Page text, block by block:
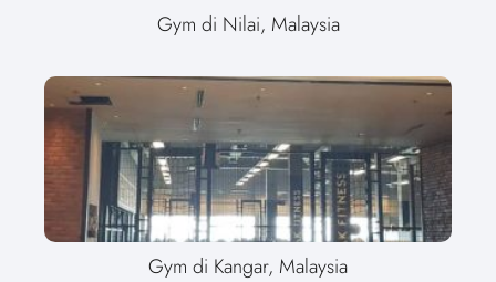
Gym di Nilai, Malaysia
Gym di Kangar, Malaysia